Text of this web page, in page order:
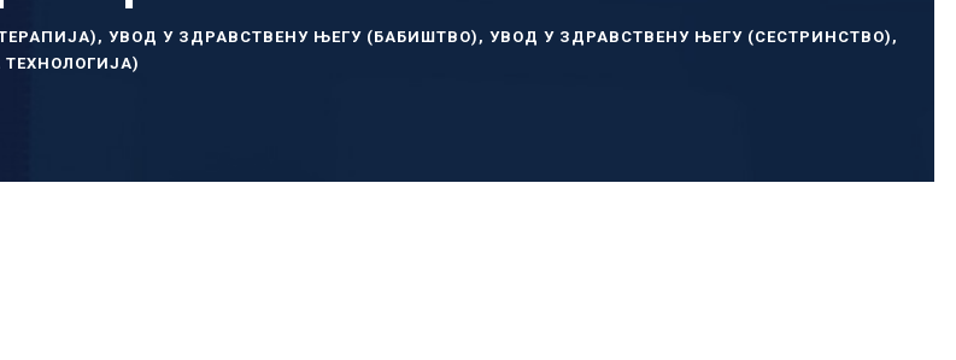
, УВОД У ЗДРАВСТВЕНУ ЊЕГУ (БАБИШТВО) , УВОД У ЗДРАВСТВЕНУ ЊЕГУ (СЕСТРИНСТВО) ,